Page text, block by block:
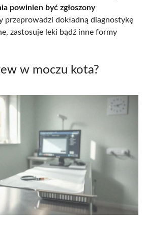
powinien być zgłoszony
przeprowadzi dokładną diagnostykę
zastosuje leki bądź inne formy
w moczu kota?